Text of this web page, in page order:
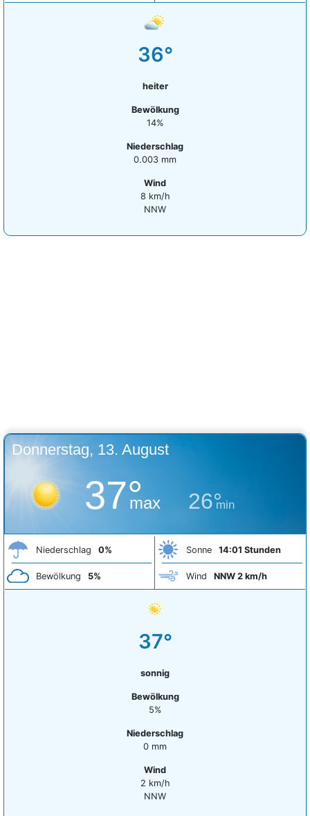
36°
heiter
Bewölkung
14%
Niederschlag
0.003 mm
Wind
8 km/h
NNW
Donnerstag, 13. August
37°
max 26°
min
Niederschlag 0%
Bewölkung 5%
Sonne 14:01 Stunden
Wind NNW 2 km/h
37°
sonnig
Bewölkung
5%
Niederschlag
0 mm
Wind
2 km/h
NNW